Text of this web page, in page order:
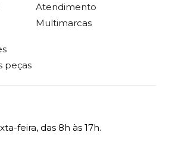
peças
Atendimento
Multimarcas
feira, das 8h às 17h.